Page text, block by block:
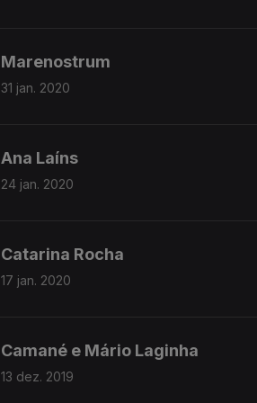
Marenostrum
31 jan. 2020
Ana Laíns
24 jan. 2020
Catarina Rocha
17 jan. 2020
Camané e Mário Laginha
13 dez. 2019